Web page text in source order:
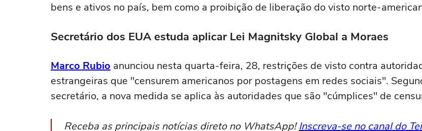
bens e ativos no país, bem como a proibição de liberação do visto norte-
Secretário dos EUA estuda aplicar Lei Magnitsky Global a Moraes
Marco Rubio anunciou nesta quarta-feira, 28, restrições de visto contra
estrangeiras que "censurem americanos por postagens em redes sociais".
secretário, a nova medida se aplica às autoridades que são "cúmplices" de
Receba as principais notícias direto no WhatsApp!Inscreva-se no canal do